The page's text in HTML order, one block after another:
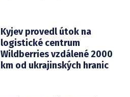
Kyjev provedl útok na
logistické centrum
Wildberries vzdálené 2000
km od ukrajinských hranic